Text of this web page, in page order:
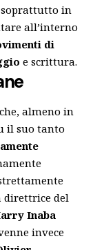
in
all’interno
di
e scrittura.
almeno in
il suo tanto
direttrice del
Inaba
invece